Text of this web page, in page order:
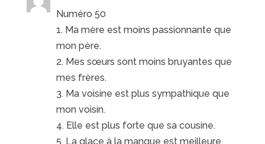
Numéro 50
1. Ma mère est moins passionnante que
mon père.
2. Mes sœurs sont moins bruyantes que
mes frères.
3. Ma voisine est plus sympathique que
mon voisin.
4. Elle est plus forte que sa cousine.
5. La glace à la mangue est meilleure